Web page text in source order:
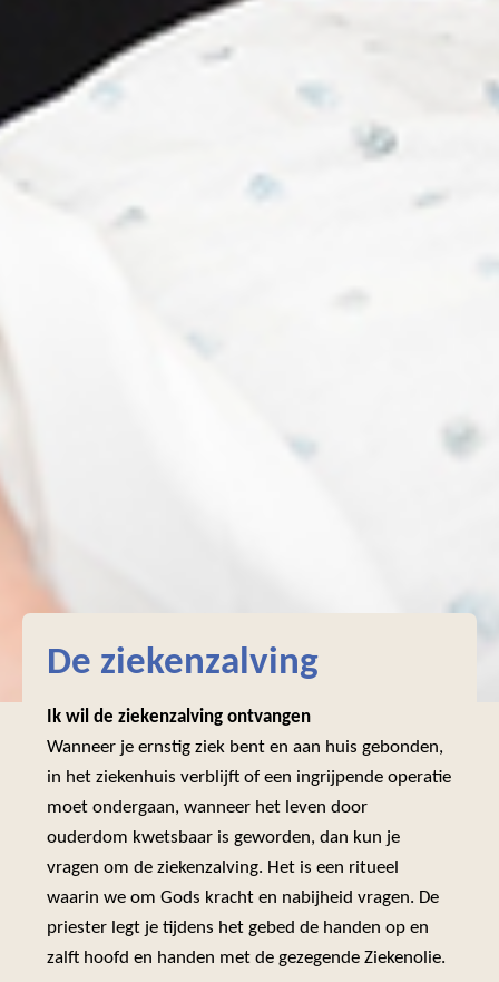
De ziekenzalving
Ik wil de ziekenzalving ontvangen
Wanneer je ernstig ziek bent en aan huis gebonden,
in het ziekenhuis verblijft of een ingrijpende operatie
moet ondergaan, wanneer het leven door
ouderdom kwetsbaar is geworden, dan kun je
vragen om de ziekenzalving. Het is een ritueel
waarin we om Gods kracht en nabijheid vragen. De
priester legt je tijdens het gebed de handen op en
zalft hoofd en handen met de gezegende Ziekenolie.